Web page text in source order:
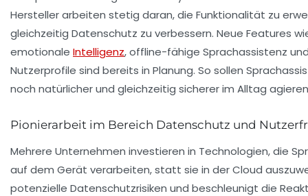
Hersteller arbeiten stetig daran, die Funktionalität zu
gleichzeitig Datenschutz zu verbessern. Neue Features
emotionale Intelligenz, offline-fähige Sprachassistenz
Nutzerprofile sind bereits in Planung. So sollen
noch natürlicher und gleichzeitig sicherer im Alltag
Pionierarbeit im Bereich Datenschutz und
Mehrere Unternehmen investieren in Technologien, die
auf dem Gerät verarbeiten, statt sie in der Cloud
potenzielle Datenschutzrisiken und beschleunigt die